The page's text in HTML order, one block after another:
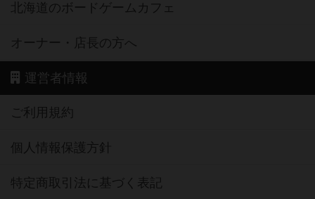
北海道のボードゲームカフェ
オーナー・店長の方へ
運営者情報
ご利用規約
個人情報保護方針
特定商取引法に基づく表記